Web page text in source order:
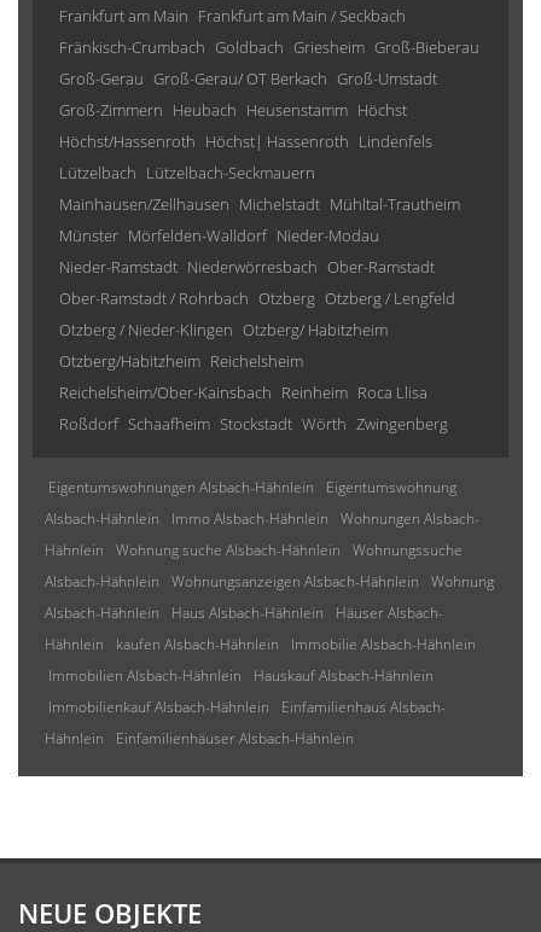
Frankfurt am Main Frankfurt am Main / Seckbach
Fränkisch-Crumbach Goldbach Griesheim Groß-Bieberau
Groß-Gerau Groß-Gerau/ OT Berkach Groß-Umstadt
Groß-Zimmern Heubach Heusenstamm Höchst
Höchst/Hassenroth Höchst| Hassenroth Lindenfels
Lützelbach Lützelbach-Seckmauern
Mainhausen/Zellhausen Michelstadt Mühltal-Trautheim
Münster Mörfelden-Walldorf Nieder-Modau
Nieder-Ramstadt Niederwörresbach Ober-Ramstadt
Ober-Ramstadt / Rohrbach Otzberg Otzberg / Lengfeld
Otzberg / Nieder-Klingen Otzberg/ Habitzheim
Otzberg/Habitzheim Reichelsheim
Reichelsheim/Ober-Kainsbach Reinheim Roca Llisa
Roßdorf Schaafheim Stockstadt Wörth Zwingenberg
Eigentumswohnungen Alsbach-Hähnlein
Eigentumswohnung
Alsbach-Hähnlein
Immo Alsbach-Hähnlein
Wohnungen Alsbach-
Hähnlein
Wohnung suche Alsbach-Hähnlein
Wohnungssuche
Alsbach-Hähnlein
Wohnungsanzeigen Alsbach-Hähnlein
Wohnung
Alsbach-Hähnlein
Haus Alsbach-Hähnlein
Häuser Alsbach-
Hähnlein
kaufen Alsbach-Hähnlein
Immobilie Alsbach-Hähnlein
Immobilien Alsbach-Hähnlein
Hauskauf Alsbach-Hähnlein
Immobilienkauf Alsbach-Hähnlein
Einfamilienhaus Alsbach-
Hähnlein
Einfamilienhäuser Alsbach-Hähnlein
NEUE OBJEKTE